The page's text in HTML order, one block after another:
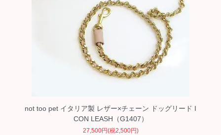
not too pet イタリア製 レザー×チェーン ドッグリード I
CON LEASH（G1407）
27,500円(税2,500円)